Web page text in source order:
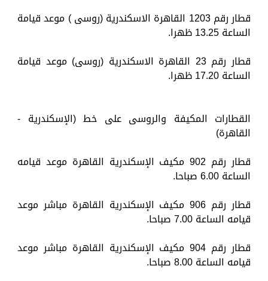
قطار رقم 1203 القاهرة الاسكندرية (روسى ) موعد قيامة
الساعة 13.25 ظهرا.
قطار رقم 23 القاهرة الاسكندرية (روسى) موعد قيامة
الساعة 17.20 ظهرا.
القطارات المكيفة والروسى على خط (الإسكندرية -
القاهرة)
قطار رقم 902 مكيف الإسكندرية القاهرة موعد قيامه
الساعة 6.00 صباحا.
قطار رقم 906 مكيف الإسكندرية القاهرة مباشر موعد
قيامه الساعة 7.00 صباحا.
قطار رقم 904 مكيف الإسكندرية القاهرة مباشر موعد
قيامه الساعة 8.00 صباحا.